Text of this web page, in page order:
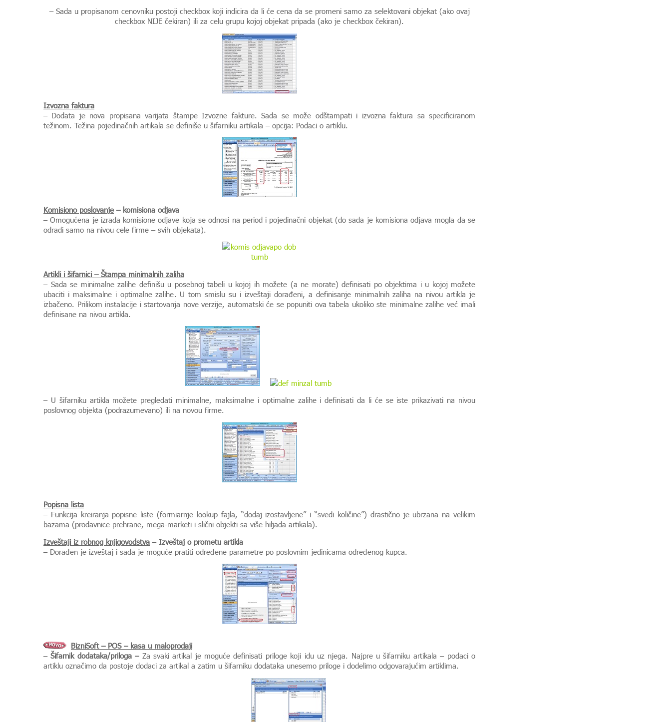
– Sada u propisanom cenovniku postoji checkbox koji indicira da li će cena da se promeni samo za selektovani objekat (ako ovaj
checkbox NIJE čekiran) ili za celu grupu kojoj objekat pripada (ako je checkbox čekiran).
Izvozna faktura
– Dodata je nova propisana varijata štampe Izvozne fakture. Sada se može odštampati i izvozna faktura sa specificiranom
težinom. Težina pojedinačnih artikala se definiše u šifarniku artikala – opcija: Podaci o artiklu.
Komisiono poslovanje – komisiona odjava
– Omogućena je izrada komisione odjave koja se odnosi na period i pojedinačni objekat (do sada je komisiona odjava mogla da se
odradi samo na nivou cele firme – svih objekata).
Artikli i šifarnici – Štampa minimalnih zaliha
– Sada se minimalne zalihe definišu u posebnoj tabeli u kojoj ih možete (a ne morate) definisati po objektima i u kojoj možete
ubaciti i maksimalne i optimalne zalihe. U tom smislu su i izveštaji dorađeni, a definisanje minimalnih zaliha na nivou artikla je
izbačeno. Prilikom instalacije i startovanja nove verzije, automatski će se popuniti ova tabela ukoliko ste minimalne zalihe već imali
definisane na nivou artikla.
– U šifarniku artikla možete pregledati minimalne, maksimalne i optimalne zalihe i definisati da li će se iste prikazivati na nivou
poslovnog objekta (podrazumevano) ili na novou firme.
Popisna lista
– Funkcija kreiranja popisne liste (formiarnje lookup fajla, “dodaj izostavljene” i “svedi količine”) drastično je ubrzana na velikim
bazama (prodavnice prehrane, mega-marketi i slični objekti sa više hiljada artikala).
Izveštaji iz robnog knjigovodstva – Izveštaj o prometu artikla
– Dorađen je izveštaj i sada je moguće pratiti određene parametre po poslovnim jedinicama određenog kupca.
BizniSoft – POS – kasa u maloprodaji
–Šifarnik dodataka/priloga –Za svaki artikal je moguće definisati priloge koji idu uz njega. Najpre u šifarniku artikala – podaci o
artiklu označimo da postoje dodaci za artikal a zatim u šifarniku dodataka unesemo priloge i dodelimo odgovarajućim artiklima.